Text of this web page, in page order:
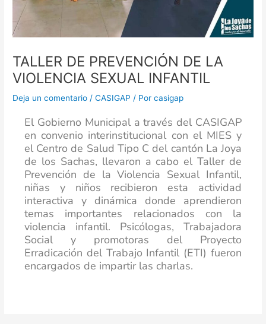
TALLER DE PREVENCIÓN DE LA
VIOLENCIA SEXUAL INFANTIL
Deja un comentario /CASIGAP / Porcasigap
El Gobierno Municipal a través del CASIGAP
en convenio interinstitucional con el MIES y
el Centro de Salud Tipo C del cantón La Joya
de los Sachas, llevaron a cabo el Taller de
Prevención de la Violencia Sexual Infantil,
niñas y niños recibieron esta actividad
interactiva y dinámica donde aprendieron
temas importantes relacionados con la
violencia infantil. Psicólogas, Trabajadora
Social y promotoras del Proyecto
Erradicación del Trabajo Infantil (ETI) fueron
encargados de impartir las charlas.